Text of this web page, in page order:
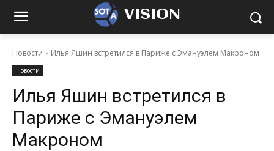
VISION
Новости Илья Яшин встретился в Париже с Эмануэлем Макроном
Новости
Илья Яшин встретился в
Париже с Эмануэлем
Макроном